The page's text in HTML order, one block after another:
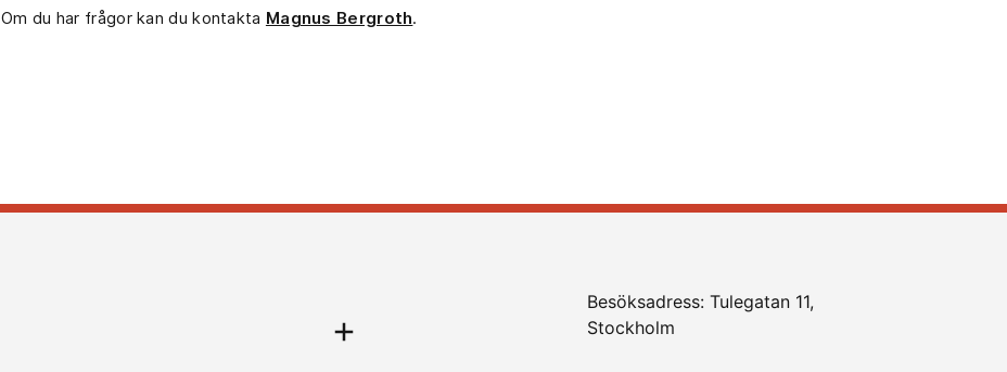
Om du har frågor kan du kontakta Magnus Bergroth.
Besöksadress: Tulegatan 11,
Stockholm